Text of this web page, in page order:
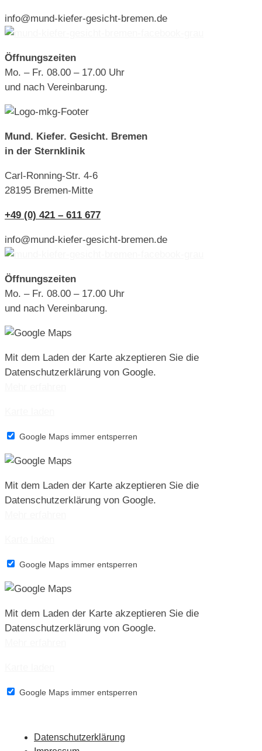
info@mund-kiefer-gesicht-bremen.de
Öffnungszeiten
Mo. – Fr. 08.00 – 17.00 Uhr
und nach Vereinbarung.
Mund. Kiefer. Gesicht. Bremen
in der Sternklinik
Carl-Ronning-Str. 4-6
28195 Bremen-Mitte
+49 (0) 421 – 611 677
info@mund-kiefer-gesicht-bremen.de
Öffnungszeiten
Mo. – Fr. 08.00 – 17.00 Uhr
und nach Vereinbarung.
Mit dem Laden der Karte akzeptieren Sie die
Datenschutzerklärung von Google.
Google Maps immer entsperren
Mit dem Laden der Karte akzeptieren Sie die
Datenschutzerklärung von Google.
Google Maps immer entsperren
Mit dem Laden der Karte akzeptieren Sie die
Datenschutzerklärung von Google.
Google Maps immer entsperren
Datenschutzerklärung